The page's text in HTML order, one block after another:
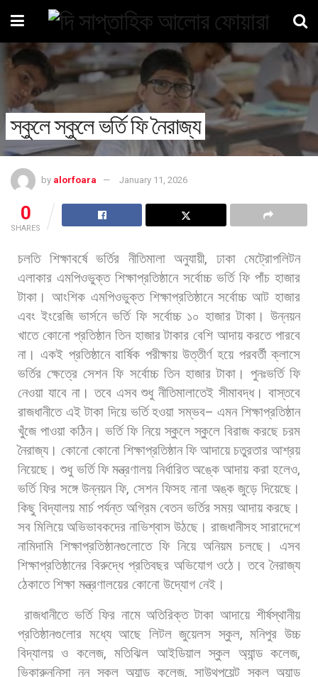
স্কুলে স্কুলে ভর্তি ফি নৈরাজ্য
by alorfoara January 11, 2026
0
SHARES
চলতি শিক্ষাবর্ষে ভর্তির নীতিমালা অনুযায়ী, ঢাকা মেট্রোপলিটন
এলাকার এমপিওভুক্ত শিক্ষাপ্রতিষ্ঠানে সর্বোচ্চ ভর্তি ফি পাঁচ হাজার
টাকা। আংশিক এমপিওভুক্ত শিক্ষাপ্রতিষ্ঠানে সর্বোচ্চ আট হাজার
এবং ইংরেজি ভার্সনে ভর্তি ফি সর্বোচ্চ ১০ হাজার টাকা। উন্নয়ন
খাতে কোনো প্রতিষ্ঠান তিন হাজার টাকার বেশি আদায় করতে পারবে
না। একই প্রতিষ্ঠানে বার্ষিক পরীক্ষায় উত্তীর্ণ হয়ে পরবর্তী ক্লাসে
ভর্তির ক্ষেত্রে সেশন ফি সর্বোচ্চ তিন হাজার টাকা। পুনঃভর্তি ফি
নেওয়া যাবে না। তবে এসব শুধু নীতিমালাতেই সীমাবদ্ধ। বাস্তবে
রাজধানীতে এই টাকা দিয়ে ভর্তি হওয়া সম্ভব–এমন শিক্ষাপ্রতিষ্ঠান
খুঁজে পাওয়া কঠিন। ভর্তি ফি নিয়ে স্কুলে স্কুলে বিরাজ করছে চরম
নৈরাজ্য। কোনো কোনো শিক্ষাপ্রতিষ্ঠান ফি আদায়ে চতুরতার আশ্রয়
নিয়েছে। শুধু ভর্তি ফি মন্ত্রণালয় নির্ধারিত অঙ্কে আদায় করা হলেও,
ভর্তি ফির সঙ্গে উন্নয়ন ফি,সেশন ফিসহ নানা অঙ্ক জুড়ে দিয়েছে।
কিছু বিদ্যালয় মার্চ পর্যন্ত অগ্রিম বেতন ভর্তির সময় আদায় করছে।
সব মিলিয়ে অভিভাবকদের নাভিশ্বাস উঠছে। রাজধানীসহ সারাদেশে
নামিদামি শিক্ষাপ্রতিষ্ঠানগুলোতে ফি নিয়ে অনিয়ম চলছে।
এসব
শিক্ষাপ্রতিষ্ঠানের বিরুদ্ধে প্রতিবছর অভিযোগ ওঠে। তবে নৈরাজ্য
ঠেকাতে শিক্ষা মন্ত্রণালয়ের কোনো উদ্যোগ নেই।
রাজধানীতে ভর্তি ফির নামে অতিরিক্ত টাকা আদায়ে শীর্ষস্থানীয়
প্রতিষ্ঠানগুলোর মধ্যে আছে লিটল জুয়েলস স্কুল,মনিপুর উচ্চ
বিদ্যালয় ও কলেজ,মতিঝিল আইডিয়াল স্কুল অ্যান্ড কলেজ,
ভিকারুননিসা নূন স্কুল অ্যান্ড কলেজ,সাউথপয়েন্ট স্কুল অ্যান্ড